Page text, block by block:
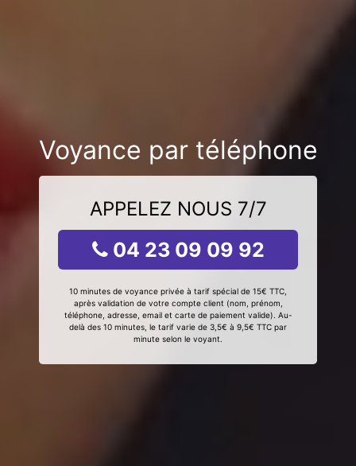
Voyance par téléphone
APPELEZ NOUS 7/7
04 23 09 09 92
10 minutes de voyance privée à tarif spécial de 15€ TTC,
après validation de votre compte client (nom, prénom,
téléphone, adresse, email et carte de paiement valide). Au-
delà des 10 minutes, le tarif varie de 3,5€ à 9,5€ TTC par
minute selon le voyant.